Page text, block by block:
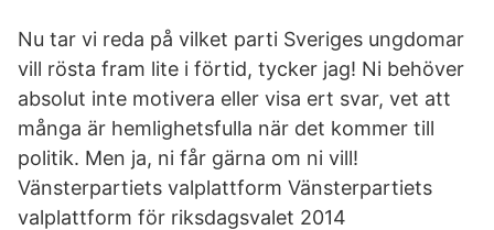
Nu tar vi reda på vilket parti Sveriges ungdomar
vill rösta fram lite i förtid, tycker jag! Ni behöver
absolut inte motivera eller visa ert svar, vet att
många är hemlighetsfulla när det kommer till
politik. Men ja, ni får gärna om ni vill!
Vänsterpartiets valplattform Vänsterpartiets
valplattform för riksdagsvalet 2014